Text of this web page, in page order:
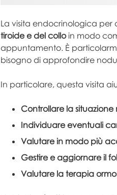
La visita endocrinologica
tiroide e del collo in modo
appuntamento. È
bisogno di approfondire
In particolare, questa visita
Controllare la
Individuare eventuali
Valutare in modo più
Gestire e aggiornare il
Valutare la terapia